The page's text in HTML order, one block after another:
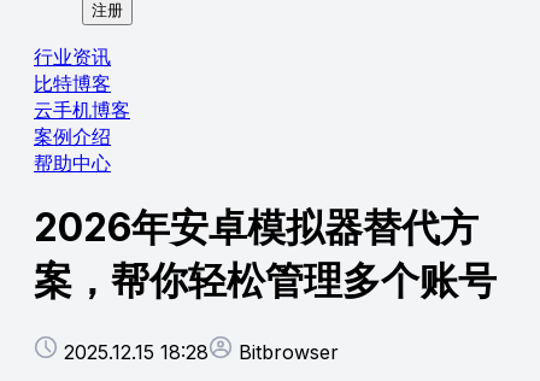
注册
行业资讯
比特博客
云手机博客
案例介绍
帮助中心
2026年安卓模拟器替代方
案，帮你轻松管理多个账号
2025.12.15 18:28
Bitbrowser